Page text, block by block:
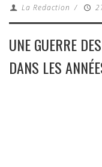
La Redaction /
UNE GUERRE
DANS LES